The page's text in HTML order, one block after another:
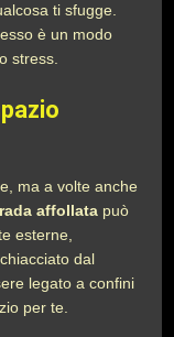
ti sfugge.
è un modo
stress.
ma a volte anche
affollata può
esterne,
dal
legato a confini
per te.